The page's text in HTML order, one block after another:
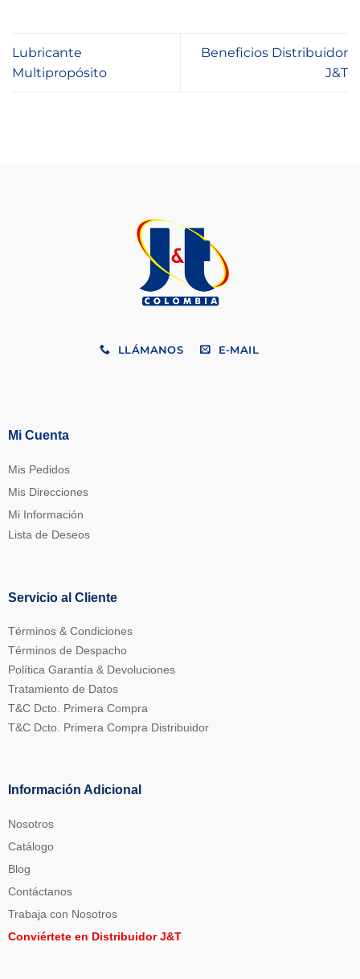
Lubricante
Multipropósito
Beneficios Distribuidor
J&T
LLÁMANOS E-MAIL
Mi Cuenta
Mis Pedidos
Mis Direcciones
Mi Información
Lista de Deseos
Servicio al Cliente
Términos & Condiciones
Términos de Despacho
Política Garantía & Devoluciones
Tratamiento de Datos
T&C Dcto. Primera Compra
T&C Dcto. Primera Compra Distribuidor
Información Adicional
Nosotros
Catálogo
Blog
Contáctanos
Trabaja con Nosotros
Conviértete en Distribuidor J&T